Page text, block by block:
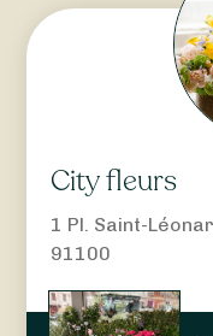
City fleurs
1 Pl. Saint-
91100